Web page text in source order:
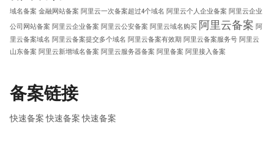
域名备案 金融网站备案 阿里云一次备案超过4个域名 阿里云个人企业备案 阿里云企业
公司网站备案 阿里云企业备案 阿里云公安备案 阿里云域名购买 阿里云备案 阿
里云备案域名 阿里云备案提交多个域名 阿里云备案有效期 阿里云备案服务号 阿里云
山东备案 阿里云新增域名备案 阿里云服务器备案 阿里备案 阿里接入备案
备案链接
快速备案 快速备案 快速备案